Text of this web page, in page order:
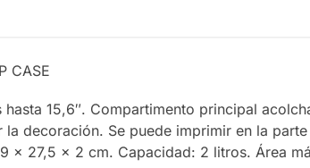
CASE
15,6″. Compartimento principal
decoración. Se puede imprimir en la
x 27,5 x 2 cm. Capacidad: 2 litros. Área